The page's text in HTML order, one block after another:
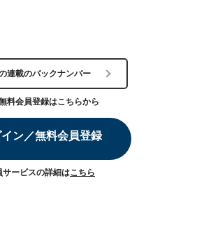
連載のバックナンバー
料会員登録はこちらから
イン／無料会員登録
サービスの詳細はこちら